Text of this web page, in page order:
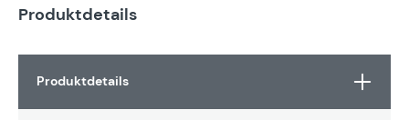
Produktdetails
Produktdetails